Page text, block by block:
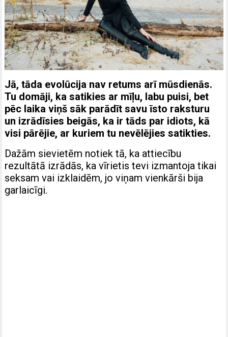
Jā, tāda evolūcija nav retums arī mūsdienās.
Tu domāji, ka satikies ar mīļu, labu puisi, bet
pēc laika viņš sāk parādīt savu īsto raksturu
un izrādīsies beigās, ka ir tāds par idiots, kā
visi pārējie, ar kuriem tu nevēlējies satikties.
Dažām sievietēm notiek tā, ka attiecību
rezultātā izrādās, ka vīrietis tevi izmantoja tikai
seksam vai izklaidēm, jo viņam vienkārši bija
garlaicīgi.